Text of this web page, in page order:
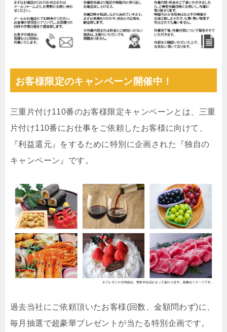
お客様限定のキャンペーン開催中！
三重片付け110番のお客様限定キャンペーンとは、三重
片付け110番にお仕事をご依頼したお客様に向けて、
『利益還元』をするために特別に企画された『独自の
キャンペーン』です。
過去当社にご依頼頂いたお客様(回数、金額問わず)に、
毎月抽選で超豪華プレゼントが当たる特別企画です。